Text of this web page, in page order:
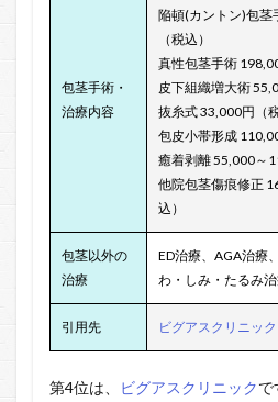
包茎手術・
治療内容
陥頓(カントン)包
（税込）
真性包茎手術
皮下組織増大術
抜糸式 33,000円（税
包皮小帯形成
癒着剥離 55,000～
他院包茎傷痕修正
込）
包茎以外の
治療
ED治療、AGA治療
わ・しみ・たるみ
引用先 ビグアスクリニック
第4位は、 ビグアスクリニックで